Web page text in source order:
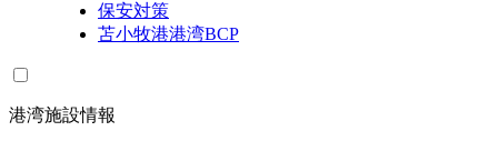
保安対策
苫小牧港港湾BCP
港湾施設情報